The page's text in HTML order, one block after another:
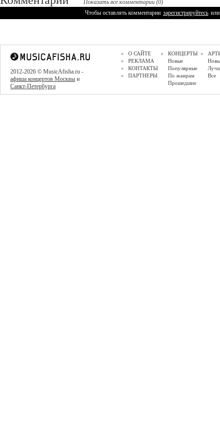
Показать все комментарии (0)
Чтобы оставлять комментарии зарегистрируйтесь или
2012-2026 © MusicAfisha.ru -
афиша концертов Москвы и
Санкт-Петербурга
О САЙТЕ
РЕКЛАМА
КОНТАКТЫ
ПАРТНЕРЫ
КОНЦЕРТЫ
Новые
Популярные
По жанрам
Прошедшие
Все